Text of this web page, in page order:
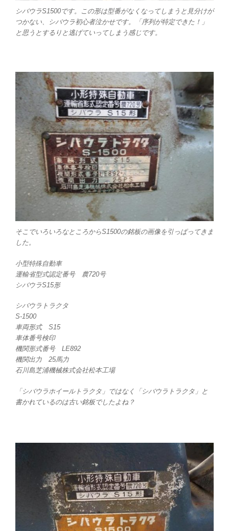
シバウラS1500です。この形は型番がなくなってしまうと見分けが
つかない、シバウラ初心者泣かせです。「序列が特定できた！」
と思うとするりと逃げていってしまう感じです。
そこでいろいろなところからS1500の銘板の画像を引っぱってきま
した。
小型特殊自動車
運輸省型式認定番号 農720号
シバウラS15形
シバウラトラクタ
S-1500
車両形式 S15
車体番号検印
機関形式番号 LE892
機関出力 25馬力
石川島芝浦機械株式会社松本工場
「シバウラホイールトラクタ」ではなく「シバウラトラクタ」と
書かれているのは古い銘板でしたよね？